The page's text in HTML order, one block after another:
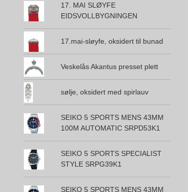
17. MAI SLØYFE
EIDSVOLLBYGNINGEN
17.mai-sløyfe, oksidert til bunad
Veskelås Akantus presset plett
sølje, oksidert med spirlauv
SEIKO 5 SPORTS MENS 43MM
100M AUTOMATIC SRPD53K1
SEIKO 5 SPORTS SPECIALIST
STYLE SRPG39K1
SEIKO 5 SPORTS MENS 43MM